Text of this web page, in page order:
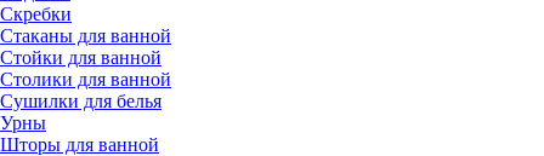
Скребки
Стаканы для ванной
Стойки для ванной
Столики для ванной
Сушилки для белья
Урны
Шторы для ванной